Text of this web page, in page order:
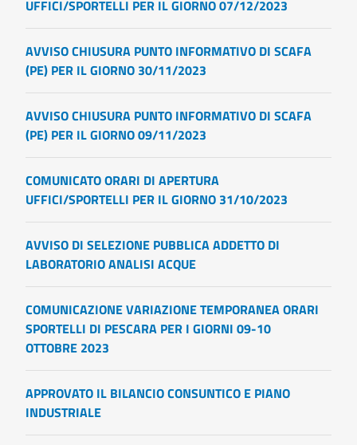
UFFICI/SPORTELLI PER IL GIORNO 07/12/2023
AVVISO CHIUSURA PUNTO INFORMATIVO DI SCAFA
(PE) PER IL GIORNO 30/11/2023
AVVISO CHIUSURA PUNTO INFORMATIVO DI SCAFA
(PE) PER IL GIORNO 09/11/2023
COMUNICATO ORARI DI APERTURA
UFFICI/SPORTELLI PER IL GIORNO 31/10/2023
AVVISO DI SELEZIONE PUBBLICA ADDETTO DI
LABORATORIO ANALISI ACQUE
COMUNICAZIONE VARIAZIONE TEMPORANEA ORARI
SPORTELLI DI PESCARA PER I GIORNI 09-10
OTTOBRE 2023
APPROVATO IL BILANCIO CONSUNTICO E PIANO
INDUSTRIALE